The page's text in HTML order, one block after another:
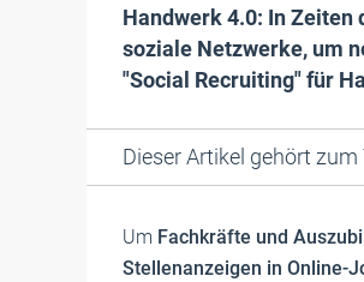
Handwerk 4.0: In
soziale Netzwerke, um
"Social Recruiting" für
Dieser Artikel gehört zum
Um Fachkräfte und
Stellenanzeigen in Online-